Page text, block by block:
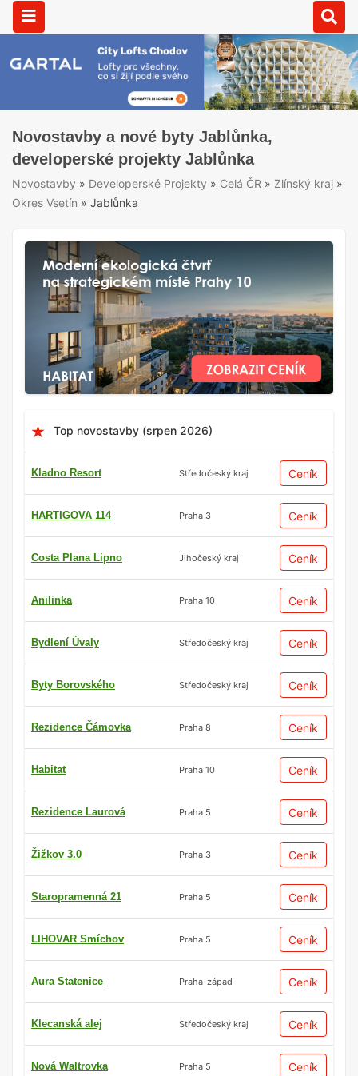
Novostavby a nové byty Jablůnka,
developerské projekty Jablůnka
Novostavby » Developerské Projekty » Celá ČR » Zlínský kraj »
Okres Vsetín » Jablůnka
Top novostavby (srpen 2026)
Kladno Resort Středočeský kraj Ceník
HARTIGOVA 114 Praha 3 Ceník
Costa Plana Lipno Jihočeský kraj Ceník
Anilinka Praha 10 Ceník
Bydlení Úvaly Středočeský kraj Ceník
Byty Borovského Středočeský kraj Ceník
Rezidence Čámovka Praha 8 Ceník
Habitat Praha 10 Ceník
Rezidence Laurová Praha 5 Ceník
Žižkov 3.0 Praha 3 Ceník
Staropramenná 21 Praha 5 Ceník
LIHOVAR Smíchov Praha 5 Ceník
Aura Statenice Praha-západ Ceník
Klecanská alej Středočeský kraj Ceník
Nová Waltrovka Praha 5 Ceník